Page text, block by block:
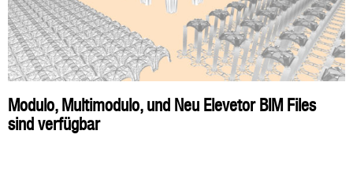
Modulo, Multimodulo, und Neu Elevetor BIM Files
sind verfügbar